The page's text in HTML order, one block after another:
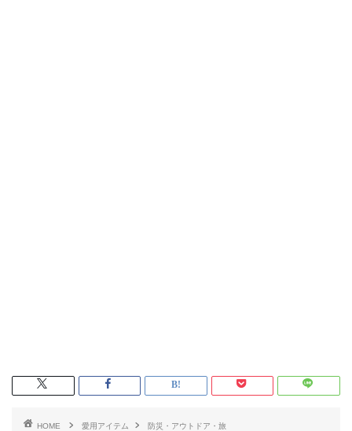
HOME 愛用アイテム
防災・アウトドア・旅